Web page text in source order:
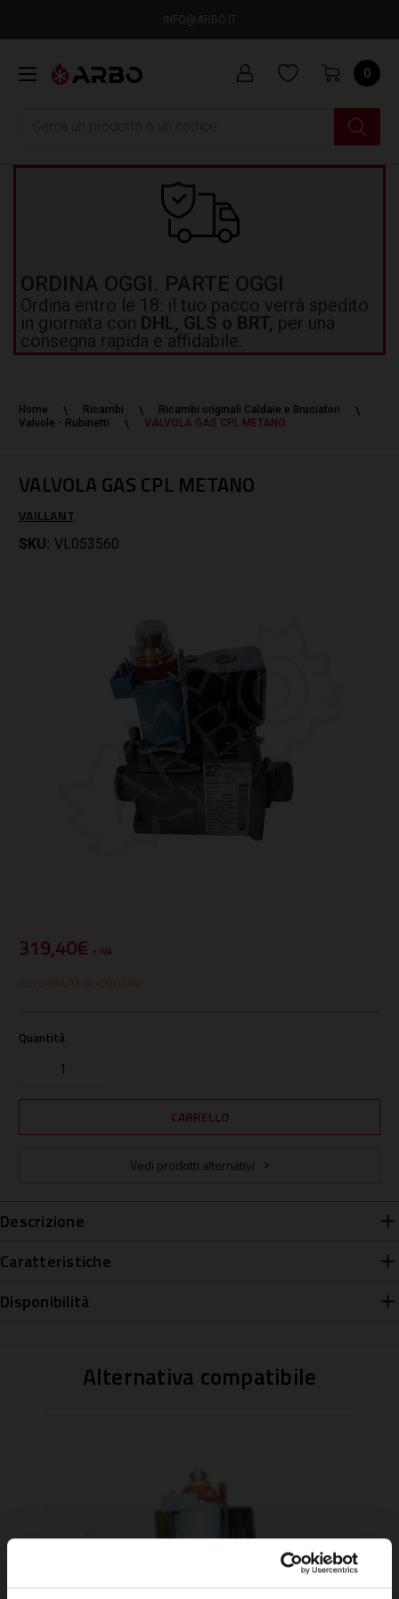
INFO@ARBO.IT
0
ORDINA OGGI. PARTE OGGI
Ordina entro le 18: il tuo pacco verrà spedito
in giornata con DHL, GLS o BRT, per una
consegna rapida e affidabile.
Home Ricambi
Ricambi originali Caldaie e Bruciatori
Valvole - Rubinetti
VALVOLA GAS CPL METANO
VALVOLA GAS CPL METANO
VAILLANT
SKU: VL053560
319,40€ + IVA
DISPONIBILITÀ DA VERIFICARE
Quantità
Vedi prodotti alternativi
Descrizione
Caratteristiche
Disponibilità
Alternativa compatibile